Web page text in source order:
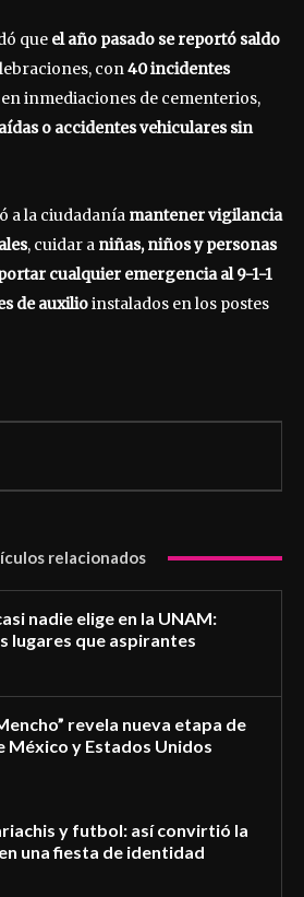
que el año pasado se reportó saldo
con40 incidentes
inmediaciones de cementerios,
o accidentes vehiculares sin
a la ciudadanía mantener vigilancia
, cuidar a niñas, niños y personas
cualquier emergencia al 9-1-1
de auxilioinstalados en los postes
relacionados
nadie elige en la UNAM:
lugares que aspirantes
revela nueva etapa de
México y Estados Unidos
y futbol: así convirtió la
una fiesta de identidad